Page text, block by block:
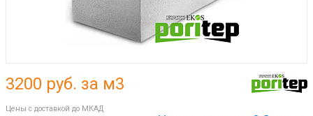
3200 руб. за м3
Цены с доставкой до МКАД